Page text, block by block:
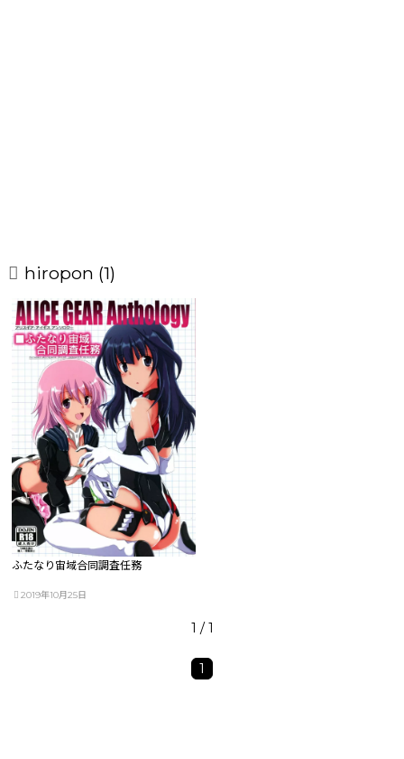
hiropon (1)
ふたなり宙域合同調査任務
2019年10月25日
1 / 1
1